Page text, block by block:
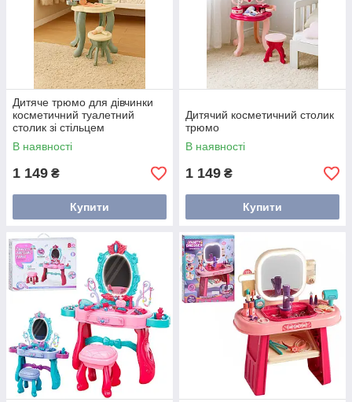
Дитяче трюмо для дівчинки
косметичний туалетний
столик зі стільцем
В наявності
1 149 ₴
Купити
Дитячий косметичний столик
трюмо
В наявності
1 149 ₴
Купити